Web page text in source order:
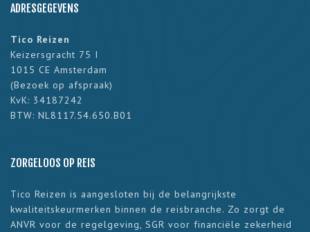
ADRESGEGEVENS
Tico Reizen
Keizersgracht 75 I
1015 CE Amsterdam
(Bezoek op afspraak)
KvK: 34187242
BTW: NL8117.54.650.B01
ZORGELOOS OP REIS
Tico Reizen is aangesloten bij de belangrijkste
kwaliteitskeurmerken binnen de reisbranche. Zo zorgt de
ANVR voor de regelgeving, SGR voor financiële zekerheid